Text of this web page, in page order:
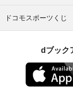
ドコモスポーツくじ
dブック